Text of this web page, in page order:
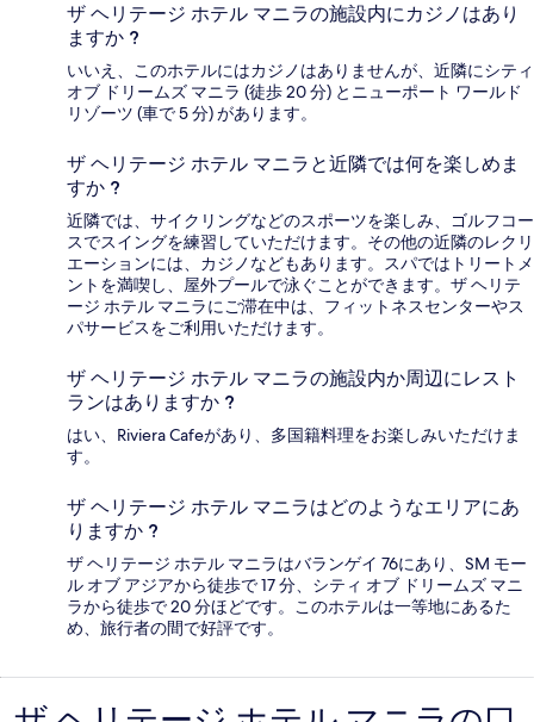
ザ ヘリテージ ホテル マニラの施設内にカジノはあり
ますか ?
いいえ、このホテルにはカジノはありませんが、近隣にシティ
オブ ドリームズ マニラ (徒歩 20 分) とニューポート ワールド
リゾーツ (車で 5 分) があります。
ザ ヘリテージ ホテル マニラと近隣では何を楽しめま
すか ?
近隣では、サイクリングなどのスポーツを楽しみ、ゴルフコー
スでスイングを練習していただけます。その他の近隣のレクリ
エーションには、カジノなどもあります。スパではトリートメ
ントを満喫し、屋外プールで泳ぐことができます。ザ ヘリテ
ージ ホテル マニラにご滞在中は、フィットネスセンターやス
パサービスをご利用いただけます。
ザ ヘリテージ ホテル マニラの施設内か周辺にレスト
ランはありますか ?
はい、Riviera Cafeがあり、多国籍料理をお楽しみいただけま
す。
ザ ヘリテージ ホテル マニラはどのようなエリアにあ
りますか ?
ザ ヘリテージ ホテル マニラはバランゲイ 76にあり、SM モー
ル オブ アジアから徒歩で 17 分、シティ オブ ドリームズ マニ
ラから徒歩で 20 分ほどです。このホテルは一等地にあるた
め、旅行者の間で好評です。